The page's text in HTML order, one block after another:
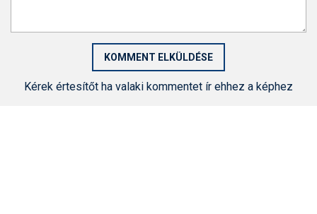
Kérek értesítőt ha valaki kommentet ír ehhez a képhez